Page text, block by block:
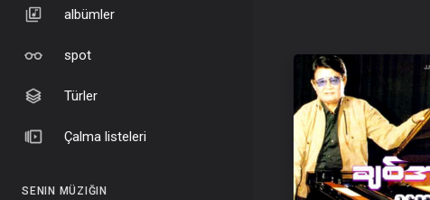
albümler
spot
Türler
Çalma listeleri
SENIN MÜZIĞIN